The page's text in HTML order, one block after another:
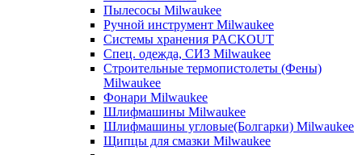
Пылесосы Milwaukee
Ручной инструмент Milwaukee
Системы хранения PACKOUT
Спец. одежда, СИЗ Milwaukee
Строительные термопистолеты (Фены)
Milwaukee
Фонари Milwaukee
Шлифмашины Milwaukee
Шлифмашины угловые(Болгарки) Milwaukee
Щипцы для смазки Milwaukee